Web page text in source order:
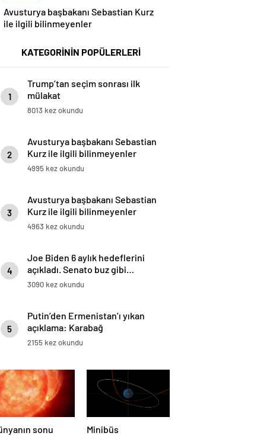
Avusturya başbakanı Sebastian Kurz
ile ilgili bilinmeyenler
KATEGORİNİN POPÜLERLERİ
1
Trump’tan seçim sonrası ilk
mülakat
8013 kez okundu
2
Avusturya başbakanı Sebastian
Kurz ile ilgili bilinmeyenler
4995 kez okundu
3
Avusturya başbakanı Sebastian
Kurz ile ilgili bilinmeyenler
4963 kez okundu
4
Joe Biden 6 aylık hedeflerini
açıkladı. Senato buz gibi…
3090 kez okundu
5
Putin’den Ermenistan’ı yıkan
açıklama: Karabağ
Azerbaycan’ın ayrılmaz bir
2155 kez okundu
sonu
Minibüs